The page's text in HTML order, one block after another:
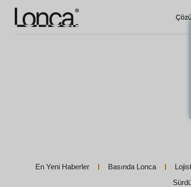
En Yeni Haberler Basında Lonca